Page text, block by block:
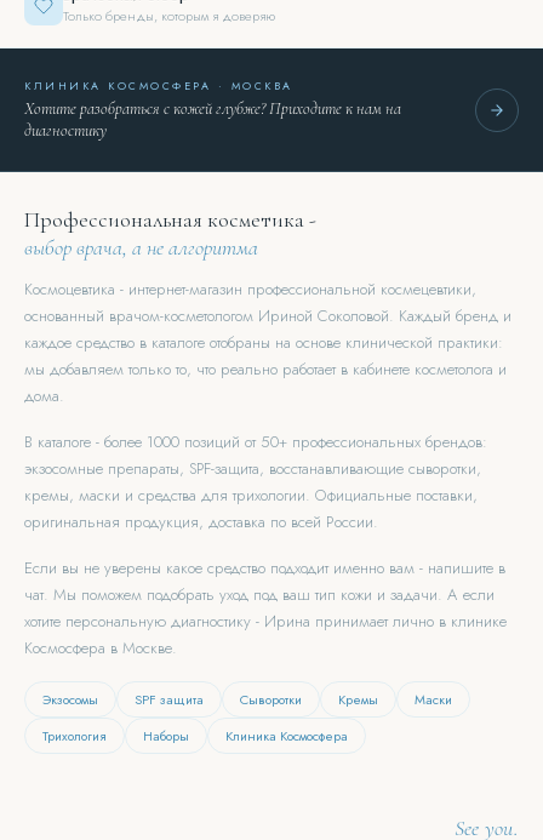
Только бренды, которым я доверяю
КЛИНИКА КОСМОСФЕРА · МОСКВА
Хотите разобраться с кожей глубже? Приходите к нам на
диагностику
Профессиональная косметика -
выбор врача, а не алгоритма
Космоцевтика - интернет-магазин профессиональной космецевтики,
основанный врачом-косметологом Ириной Соколовой. Каждый бренд и
каждое средство в каталоге отобраны на основе клинической практики:
мы добавляем только то, что реально работает в кабинете косметолога и
дома.
В каталоге - более 1000 позиций от 50+ профессиональных брендов:
экзосомные препараты, SPF-защита, восстанавливающие сыворотки,
кремы, маски и средства для трихологии. Официальные поставки,
оригинальная продукция, доставка по всей России.
Если вы не уверены какое средство подходит именно вам - напишите в
чат. Мы поможем подобрать уход под ваш тип кожи и задачи. А если
хотите персональную диагностику - Ирина принимает лично в клинике
Космосфера в Москве.
Экзосомы SPF защита Сыворотки Кремы
Маски
Трихология
Наборы Клиника Космосфера
See you.